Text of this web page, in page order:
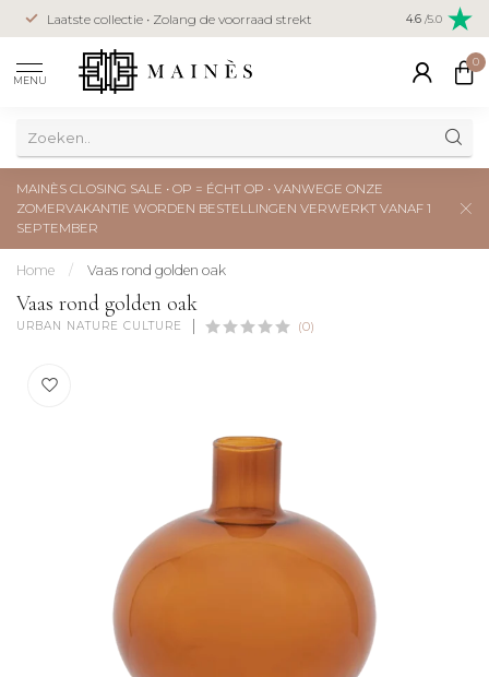
Laatste collectie • Zolang de voorraad strekt Veilig
creditcard
4.6 /5.0
MENU
0
MAINÈS CLOSING SALE • OP = ÉCHT OP • VANWEGE ONZE
ZOMERVAKANTIE WORDEN BESTELLINGEN VERWERKT VANAF 1
SEPTEMBER
Home / Vaas rond golden oak
Vaas rond golden oak
URBAN NATURE CULTURE (0)